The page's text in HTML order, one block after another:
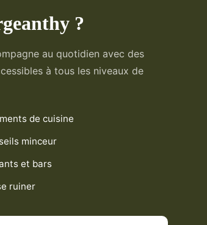
?
au quotidien avec des
à tous les niveaux de
de cuisine
minceur
et bars
ruiner